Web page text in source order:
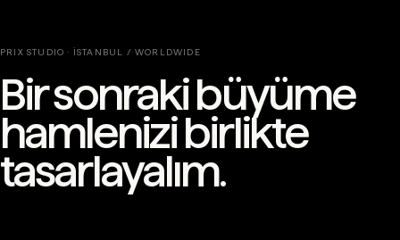
PRIX STUDIO · İSTANBUL / WORLDWIDE
Bir sonraki büyüme
hamlenizi birlikte
tasarlayalım.